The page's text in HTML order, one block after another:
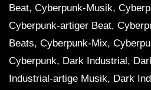
Beat, Cyberpunk-Musik,
Cyberpunk-artiger Beat,
Beats, Cyberpunk-Mix,
Cyberpunk, Dark Industrial,
Industrial-artige Musik, Dark